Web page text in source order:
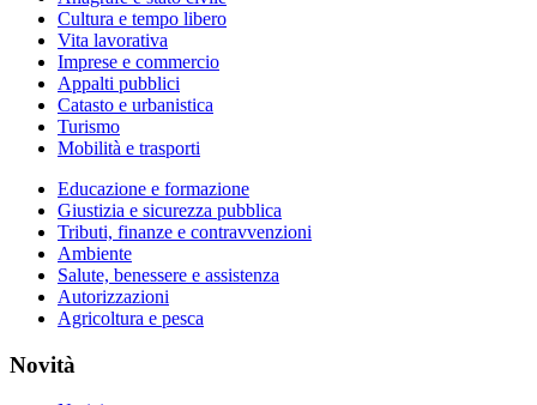
Cultura e tempo libero
Vita lavorativa
Imprese e commercio
Appalti pubblici
Catasto e urbanistica
Turismo
Mobilità e trasporti
Educazione e formazione
Giustizia e sicurezza pubblica
Tributi, finanze e contravvenzioni
Ambiente
Salute, benessere e assistenza
Autorizzazioni
Agricoltura e pesca
Novità